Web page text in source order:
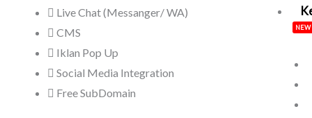
NEW
Live Chat (Messanger/ WA)
CMS
Iklan Pop Up
Social Media Integration
Free SubDomain